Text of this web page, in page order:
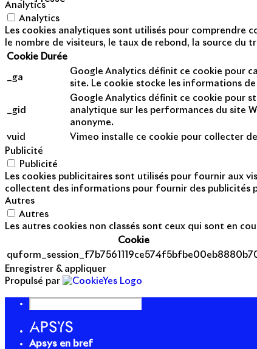
Analytics
Analytics
Les cookies analytiques sont utilisés pour comprendre
le nombre de visiteurs, le taux de rebond, la source du
Cookie Durée
_ga
Google Analytics définit ce cookie pour
site. Le cookie stocke les informations
_gid
Google Analytics définit ce cookie pour
analytique sur les performances du site
anonyme.
vuid
Vimeo installe ce cookie pour collecter
Publicité
Publicité
Les cookies publicitaires sont utilisés pour fournir aux
collectent des informations pour fournir des publicités
Autres
Autres
Les autres cookies non classés sont ceux qui sont en
Cookie
Enregistrer & appliquer
Propulsé par
Apsys en bref